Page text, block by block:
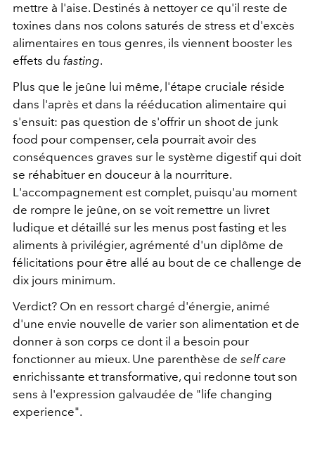
mettre à l'aise. Destinés à nettoyer ce qu'il reste de
toxines dans nos colons saturés de stress et d'excès
alimentaires en tous genres, ils viennent booster les
effets du fasting.
Plus que le jeûne lui même, l'étape cruciale réside
dans l'après et dans la rééducation alimentaire qui
s'ensuit: pas question de s'offrir un shoot de junk
food pour compenser, cela pourrait avoir des
conséquences graves sur le système digestif qui doit
se réhabituer en douceur à la nourriture.
L'accompagnement est complet, puisqu'au moment
de rompre le jeûne, on se voit remettre un livret
ludique et détaillé sur les menus post fasting et les
aliments à privilégier, agrémenté d'un diplôme de
félicitations pour être allé au bout de ce challenge de
dix jours minimum.
Verdict? On en ressort chargé d'énergie, animé
d'une envie nouvelle de varier son alimentation et de
donner à son corps ce dont il a besoin pour
fonctionner au mieux. Une parenthèse de self care
enrichissante et transformative, qui redonne tout son
sens à l'expression galvaudée de "life changing
experience".